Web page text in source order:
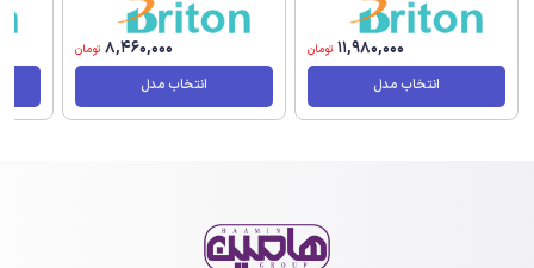
11,980,000 تومان
انتخاب مدل
8,460,000 تومان
انتخاب مدل